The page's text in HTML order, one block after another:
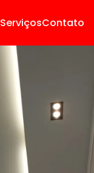
ServiçosContato